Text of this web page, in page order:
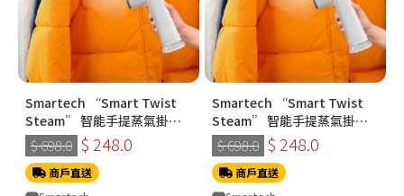
Smartech “Smart Twist
Steam” 智能手提蒸氣掛燙
機 (SS-8108)
$ 698.0 $ 248.0
商戶直送
Smartech “Smart Twist
Steam” 智能手提蒸氣掛燙
機 (SS-8108)
$ 698.0 $ 248.0
商戶直送